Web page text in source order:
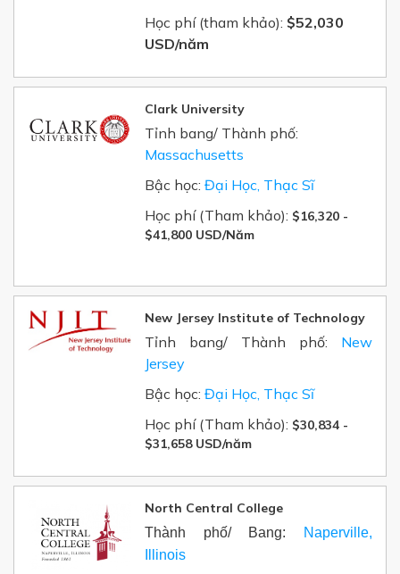
Học phí (tham khảo): $52,030
USD/năm
Clark University
Tỉnh bang/ Thành phố:
Massachusetts
Bậc học: Đại Học, Thạc Sĩ
Học phí (Tham khảo): $16,320 -
$41,800 USD/Năm
New Jersey Institute of Technology
Tỉnh bang/ Thành phố: New
Jersey
Bậc học: Đại Học, Thạc Sĩ
Học phí (Tham khảo): $30,834 -
$31,658 USD/năm
North Central College
Thành phố/ Bang:
Naperville,
Illinois